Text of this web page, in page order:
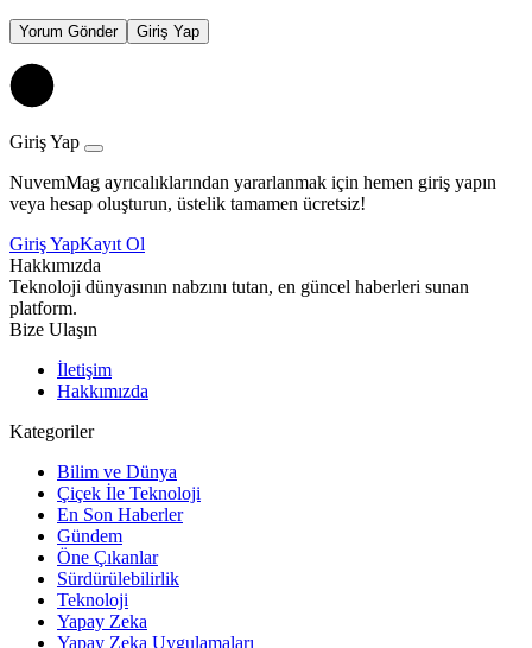
Yorum Gönder Giriş Yap
Giriş Yap
NuvemMag ayrıcalıklarından yararlanmak için hemen giriş yapın
veya hesap oluşturun, üstelik tamamen ücretsiz!
Giriş YapKayıt Ol
Hakkımızda
Teknoloji dünyasının nabzını tutan, en güncel haberleri sunan
platform.
Bize Ulaşın
İletişim
Hakkımızda
Kategoriler
Bilim ve Dünya
Çiçek İle Teknoloji
En Son Haberler
Gündem
Öne Çıkanlar
Sürdürülebilirlik
Teknoloji
Yapay Zeka
Yapay Zeka Uygulamaları